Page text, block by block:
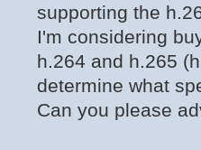
supporting the
I'm considering
h.264 and h.265
determine what
Can you please